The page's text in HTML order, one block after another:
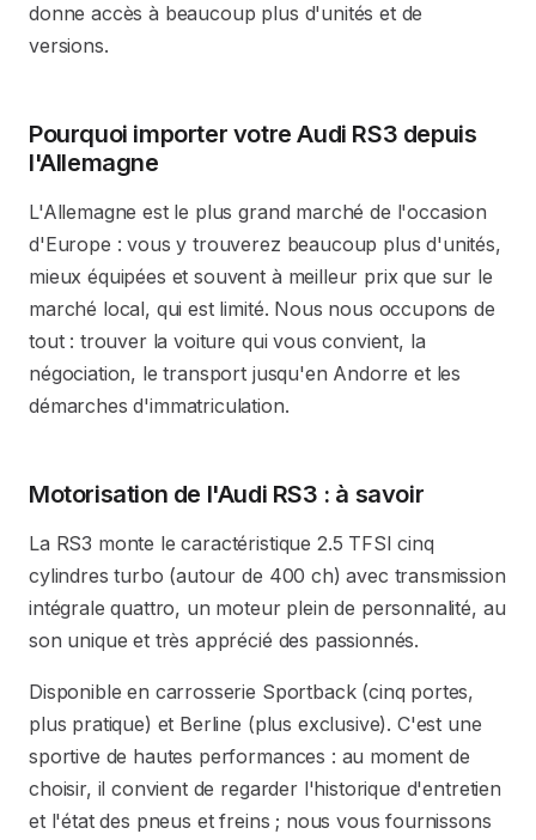
donne accès à beaucoup plus d'unités et de
versions.
Pourquoi importer votre Audi RS3 depuis
l'Allemagne
L'Allemagne est le plus grand marché de l'occasion
d'Europe : vous y trouverez beaucoup plus d'unités,
mieux équipées et souvent à meilleur prix que sur le
marché local, qui est limité. Nous nous occupons de
tout : trouver la voiture qui vous convient, la
négociation, le transport jusqu'en Andorre et les
démarches d'immatriculation.
Motorisation de l'Audi RS3 : à savoir
La RS3 monte le caractéristique 2.5 TFSI cinq
cylindres turbo (autour de 400 ch) avec transmission
intégrale quattro, un moteur plein de personnalité, au
son unique et très apprécié des passionnés.
Disponible en carrosserie Sportback (cinq portes,
plus pratique) et Berline (plus exclusive). C'est une
sportive de hautes performances : au moment de
choisir, il convient de regarder l'historique d'entretien
et l'état des pneus et freins ; nous vous fournissons